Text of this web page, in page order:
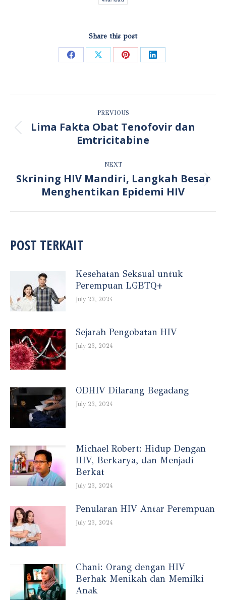
Share this post
Share Share Share Share
NAVIGATION PREVIOUS
Previous
post:
Lima Fakta Obat Tenofovir dan
Emtricitabine
NEXT
Next
post:
Skrining HIV Mandiri, Langkah Besar
Menghentikan Epidemi HIV
POST TERKAIT
Kesehatan Seksual untuk
Perempuan LGBTQ+
July 23, 2024
Sejarah Pengobatan HIV
July 23, 2024
ODHIV Dilarang Begadang
July 23, 2024
Michael Robert: Hidup Dengan
HIV, Berkarya, dan Menjadi
Berkat
July 23, 2024
Penularan HIV Antar Perempuan
July 23, 2024
Chani: Orang dengan HIV
Berhak Menikah dan Memilki
Anak